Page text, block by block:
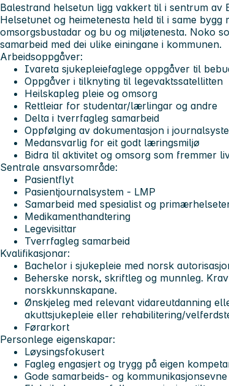
Balestrand helsetun ligg vakkert til i sentrum av
Helsetunet og heimetenesta held til i same
omsorgsbustadar og bu og miljøtenesta. Noko
samarbeid med dei ulike einingane i kommunen.
Arbeidsoppgåver:
Ivareta sjukepleiefaglege oppgåver til
Oppgåver i tilknyting til legevaktssatellitten
Heilskapleg pleie og omsorg
Rettleiar for studentar/lærlingar og andre
Delta i tverrfagleg samarbeid
Oppfølging av dokumentasjon i
Medansvarlig for eit godt læringsmiljø
Bidra til aktivitet og omsorg som fremmer
Sentrale ansvarsområde:
Pasientflyt
Pasientjournalsystem - LMP
Samarbeid med spesialist og
Medikamenthandtering
Legevisittar
Tverrfagleg samarbeid
Kvalifikasjonar:
Bachelor i sjukepleie med norsk
Beherske norsk, skriftleg og munnleg.
norskkunnskapane.
Ønskjeleg med relevant vidareutdanning
akuttsjukepleie eller rehabilitering/
Førarkort
Personlege eigenskapar:
Løysingsfokusert
Fagleg engasjert og trygg på eigen
Gode samarbeids- og kommunikasjonsevne